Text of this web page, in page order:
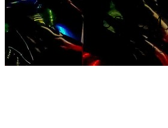
젊은달미술관 3관